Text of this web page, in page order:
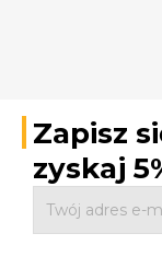
Zapisz
zyskaj